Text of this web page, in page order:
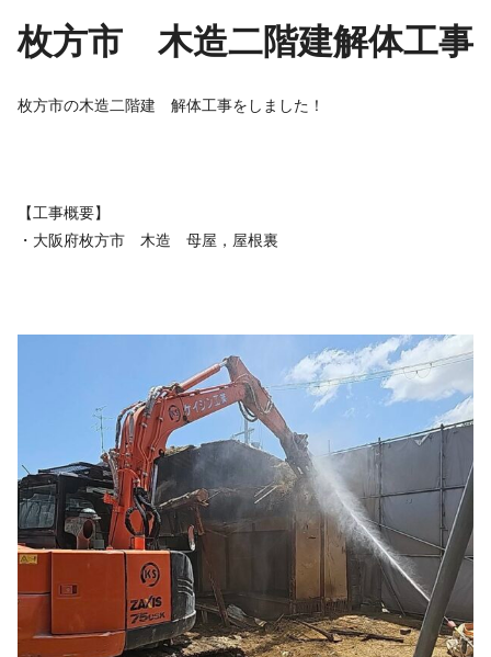
枚方市 木造二階建解体工事
枚方市の木造二階建 解体工事をしました！
【工事概要】
・大阪府枚方市 木造 母屋，屋根裏